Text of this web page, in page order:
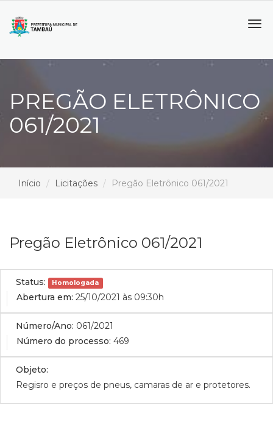
PREGÃO ELETRÔNICO
061/2021
Início Licitações Pregão Eletrônico 061/2021
Pregão Eletrônico 061/2021
Status: Homologada
Abertura em: 25/10/2021 às 09:30h
Número/Ano: 061/2021
Número do processo: 469
Objeto:
Regisro e preços de pneus, camaras de ar e protetores.